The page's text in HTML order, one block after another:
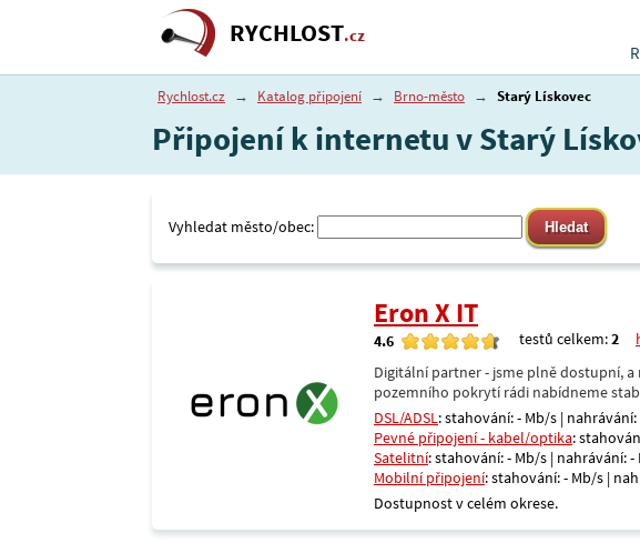
RYCHLOST.cz
Rychlost.cz → Katalog připojení → Brno-město → Starý Lískovec
Připojení k internetu v Starý
Vyhledat město/obec:
Eron X IT
4.6 testů celkem:2
Digitální partner - jsme plně dostupní,
pozemního pokrytí rádi nabídneme
DSL/ADSL: stahování: - Mb/s |
Pevné připojení - kabel/optika:
Satelitní: stahování: - Mb/s | nahrávání: -
Mobilní připojení: stahování: - Mb/s |
Dostupnost v celém okrese.